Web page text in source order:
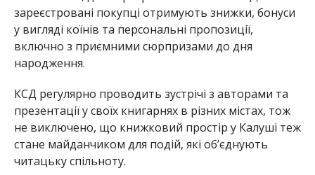
зареєстровані покупці отримують знижки, бонуси
у вигляді коїнів та персональні пропозиції,
включно з приємними сюрпризами до дня
народження.
КСД регулярно проводить зустрічі з авторами та
презентації у своїх книгарнях в різних містах, тож
не виключено, що книжковий простір у Калуші теж
стане майданчиком для подій, які об’єднують
читацьку спільноту.